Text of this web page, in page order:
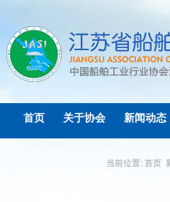
首页 关于协会 新闻动态
当前位置: 首页